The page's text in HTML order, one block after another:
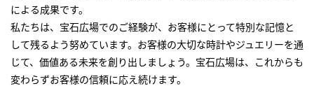
による成果です。
私たちは、宝石広場でのご経験が、お客様にとって特別な記憶と
して残るよう努めています。お客様の大切な時計やジュエリーを通
じて、価値ある未来を創り出しましょう。宝石広場は、これからも
変わらずお客様の信頼に応え続けます。